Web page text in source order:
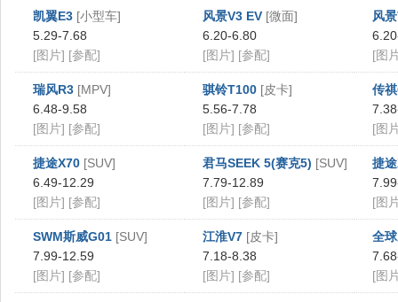
凯翼E3 [小型车]
5.29-7.68
[图片] [参配]
风景V3 EV [微面]
6.20-6.80
[图片] [参配]
风
[图
瑞风R3 [MPV]
6.48-9.58
[图片] [参配]
骐铃T100 [皮卡]
5.56-7.78
[图片] [参配]
传
[图
捷途X70 [SUV]
6.49-12.29
[图片] [参配]
君马SEEK 5(赛克5) [SUV]
7.79-12.89
[图片] [参配]
捷
[图
SWM斯威G01 [SUV]
7.99-12.59
[图片] [参配]
江淮V7 [皮卡]
7.18-8.38
[图片] [参配]
全
[图